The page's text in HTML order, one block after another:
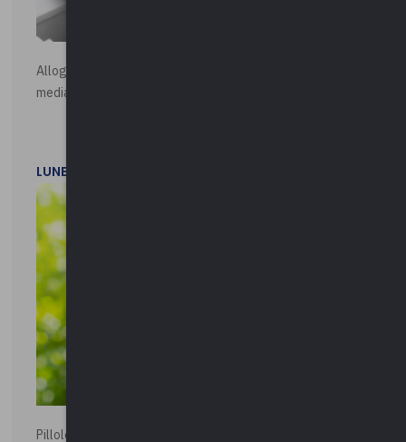
Alloggi di Edilizia Residenziale Pubblica - Vendita all'asta
mediante procedura asincrona telematica
LUNEDì 20 LUGLIO 2026
Pillole ambientali | 2026